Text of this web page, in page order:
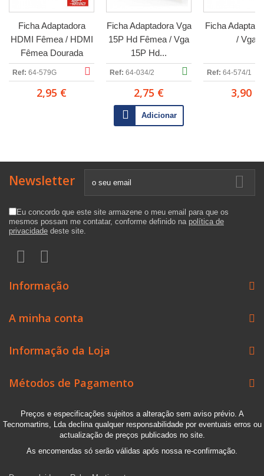
Ficha Adaptadora
HDMI Fêmea / HDMI
Fêmea Dourada
Ref: 64-579G
2,95 €
Ficha Adaptadora Vga
15P Hd Fêmea / Vga
15P Hd...
Ref: 64-034/2
2,75 €
Adicionar
Ficha
/ Vga
Ref: 64-574/1
3,90 €
Newsletter
Eu concordo que este site armazene o meu email para que os
mesmos possam me contatar, conforme definido na política de
privacidade deste site.
Informação
A minha conta
Informação da Loja
Métodos de Pagamento
Preços e especificações sujeitos a alteração sem aviso prévio. A
Tecnomartins, Lda declina qualquer responsabilidade por eventuais erros ou
actualização de preços publicados no site.
As encomendas só serão válidas após nossa re-confirmação.